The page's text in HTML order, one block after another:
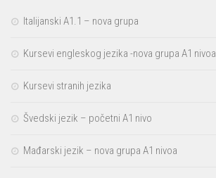
Italijanski A1.1 – nova grupa
Kursevi engleskog jezika -nova grupa A1 nivoa
Kursevi stranih jezika
Švedski jezik – početni A1 nivo
Mađarski jezik – nova grupa A1 nivoa